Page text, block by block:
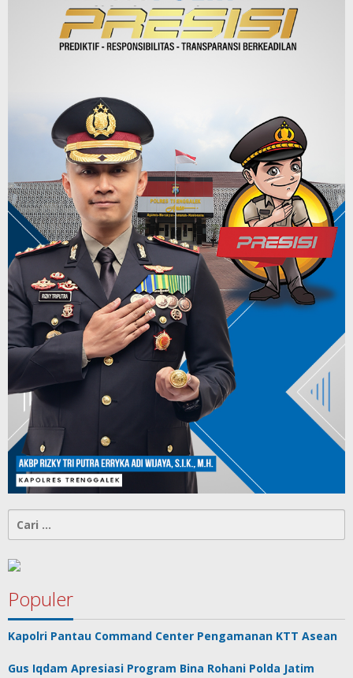
untuk:
Populer
Kapolri Pantau Command Center Pengamanan KTT Asean
Gus Iqdam Apresiasi Program Bina Rohani Polda Jatim